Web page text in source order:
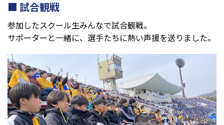
試合観戦
参加したスクール生みんなで試合観戦。
サポーターと一緒に、選手たちに熱い声援を送りました。